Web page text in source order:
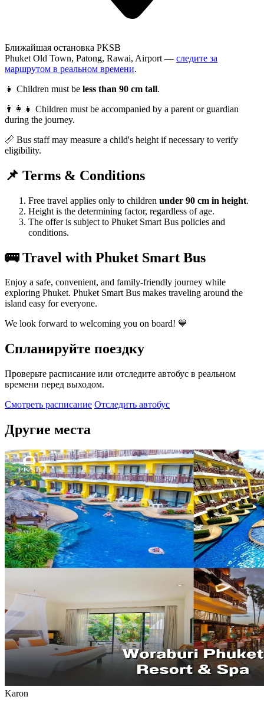
Ближайшая остановка PKSB
Phuket Old Town, Patong, Rawai, Airport — следите за
маршрутом в реальном времени.
👧 Children must be less than 90 cm tall.
👨‍👩‍👧 Children must be accompanied by a parent or guardian
during the journey.
📏 Bus staff may measure a child's height if necessary to verify
eligibility.
📌 Terms & Conditions
Free travel applies only to children under 90 cm in height.
Height is the determining factor, regardless of age.
The offer is subject to Phuket Smart Bus policies and
conditions.
🚌 Travel with Phuket Smart Bus
Enjoy a safe, convenient, and family-friendly journey while
exploring Phuket. Phuket Smart Bus makes traveling around the
island easy for everyone.
We look forward to welcoming you on board! 💙
Спланируйте поездку
Проверьте расписание или отследите автобус в реальном
времени перед выходом.
Смотреть расписание Отследить автобус
Другие места
Karon